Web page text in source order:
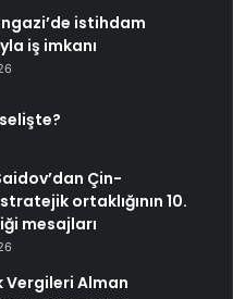
istihdam
iş imkanı
Çin-
ortaklığının 10.
mesajları
Vergileri Alman